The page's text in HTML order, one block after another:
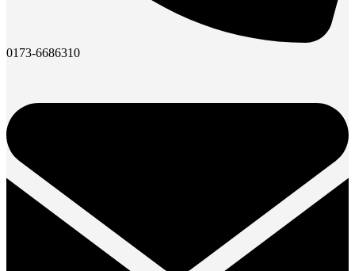
0173-6686310